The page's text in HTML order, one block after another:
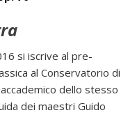
si iscrive al pre-
al Conservatorio di
dello stesso
dei maestri Guido